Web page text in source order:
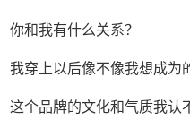
你和我有什么关系？
我穿上以后像不像我想成为
这个品牌的文化和气质我认